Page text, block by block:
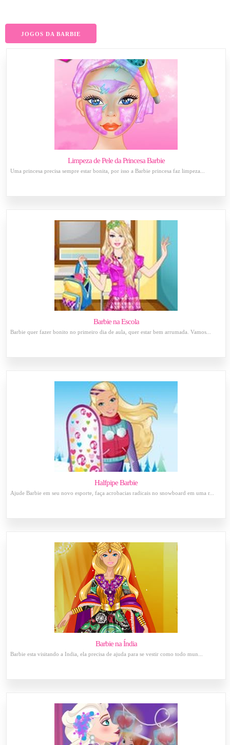
JOGOS DA BARBIE
Limpeza de Pele da Princesa Barbie
Uma princesa precisa sempre estar bonita, por isso a Barbie princesa faz limpeza...
Barbie na Escola
Barbie quer fazer bonito no primeiro dia de aula, quer estar bem arrumada. Vamos...
Halfpipe Barbie
Ajude Barbie em seu novo esporte, faça acrobacias radicais no snowboard em uma r...
Barbie na Índia
Barbie esta visitando a Índia, ela precisa de ajuda para se vestir como todo mun...